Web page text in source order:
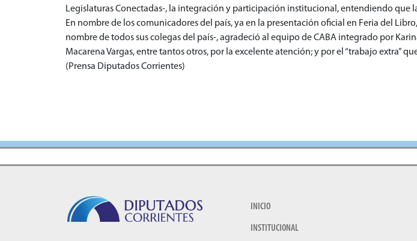
Legislaturas Conectadas-, la integración y participación institucional, entendiendo que
En nombre de los comunicadores del país, ya en la presentación oficial en Feria del
nombre de todos sus colegas del país-, agradeció al equipo de CABA integrado por
Macarena Vargas, entre tantos otros, por la excelente atención; y por el “trabajo extra”
(Prensa Diputados Corrientes)
INICIO
INSTITUCIONAL